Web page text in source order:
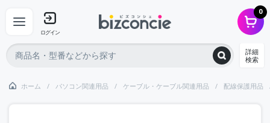
ログイン
0
詳細
検索
ホーム パソコン関連用品 ケーブル・ケーブル関連用品 配線保護用品